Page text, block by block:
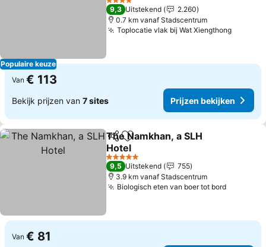
Populaire keuze
4 Sterren
9,3 Uitstekend
2.260
0.7 km vanaf Stadscentrum
Toplocatie vlak bij Wat Xiengthong
Van € 113
Bekijk prijzen van 7 sites Prijzen bekijken
DelenToevoegen aan favorieten
The Namkhan, a SLH
Hotel
5 Sterren
9,5 Uitstekend
755
3.9 km vanaf Stadscentrum
Biologisch eten van boer tot bord
Van € 81